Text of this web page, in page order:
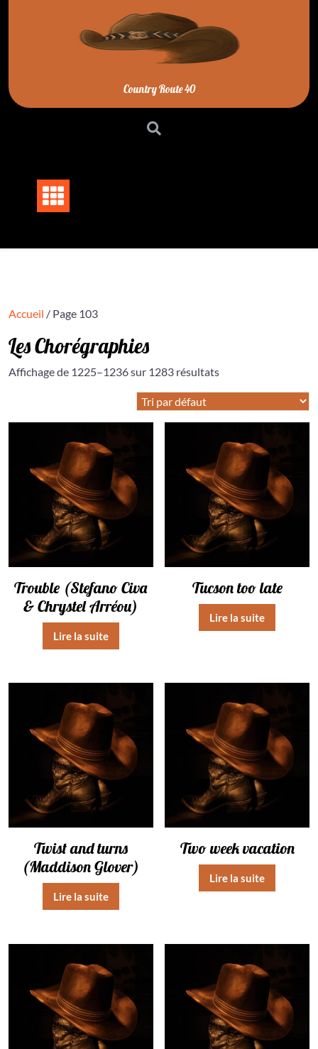
Country Route 40
Accueil / Page 103
Les Chorégraphies
Affichage de 1225–1236 sur 1283 résultats
Trouble (Stefano Civa
& Chrystel Arréou)
Lire la suite
Tucson too late
Lire la suite
Twist and turns
(Maddison Glover)
Lire la suite
Two week vacation
Lire la suite